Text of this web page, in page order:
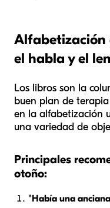
Alfabetización
el habla y el
Los libros son la
buen plan de
en la alfabetización
una variedad de
Principales
otoño:
"Había una